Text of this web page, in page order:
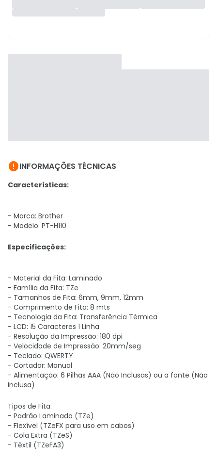
INFORMAÇÕES TÉCNICAS
Características:
- Marca: Brother
- Modelo: PT-H110
Especificações:
- Material da Fita: Laminado
- Família da Fita: TZe
- Tamanhos de Fita: 6mm, 9mm, 12mm
- Comprimento de Fita: 8 mts
- Tecnologia da Fita: Transferência Térmica
- LCD: 15 Caracteres 1 Linha
- Resolução da Impressão: 180 dpi
- Velocidade de Impressão: 20mm/seg
- Teclado: QWERTY
- Cortador: Manual
- Alimentação: 6 Pilhas AAA (Não Inclusas) ou a fonte (Não
Inclusa)
Tipos de Fita:
- Padrão Laminada (TZe)
- Flexível (TZeFX para uso em cabos)
- Cola Extra (TZeS)
- Têxtil (TZeFA3)